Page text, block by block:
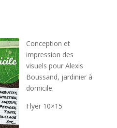
Conception et
impression des
visuels pour Alexis
Boussand, jardinier à
domicile.
Flyer 10×15